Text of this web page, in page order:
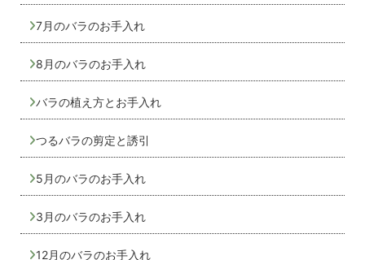
7月のバラのお手入れ
8月のバラのお手入れ
バラの植え方とお手入れ
つるバラの剪定と誘引
5月のバラのお手入れ
3月のバラのお手入れ
12月のバラのお手入れ